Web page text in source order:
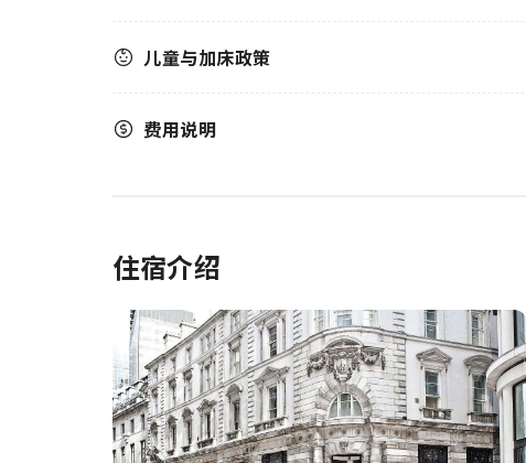
儿童与加床政策
费用说明
住宿介绍